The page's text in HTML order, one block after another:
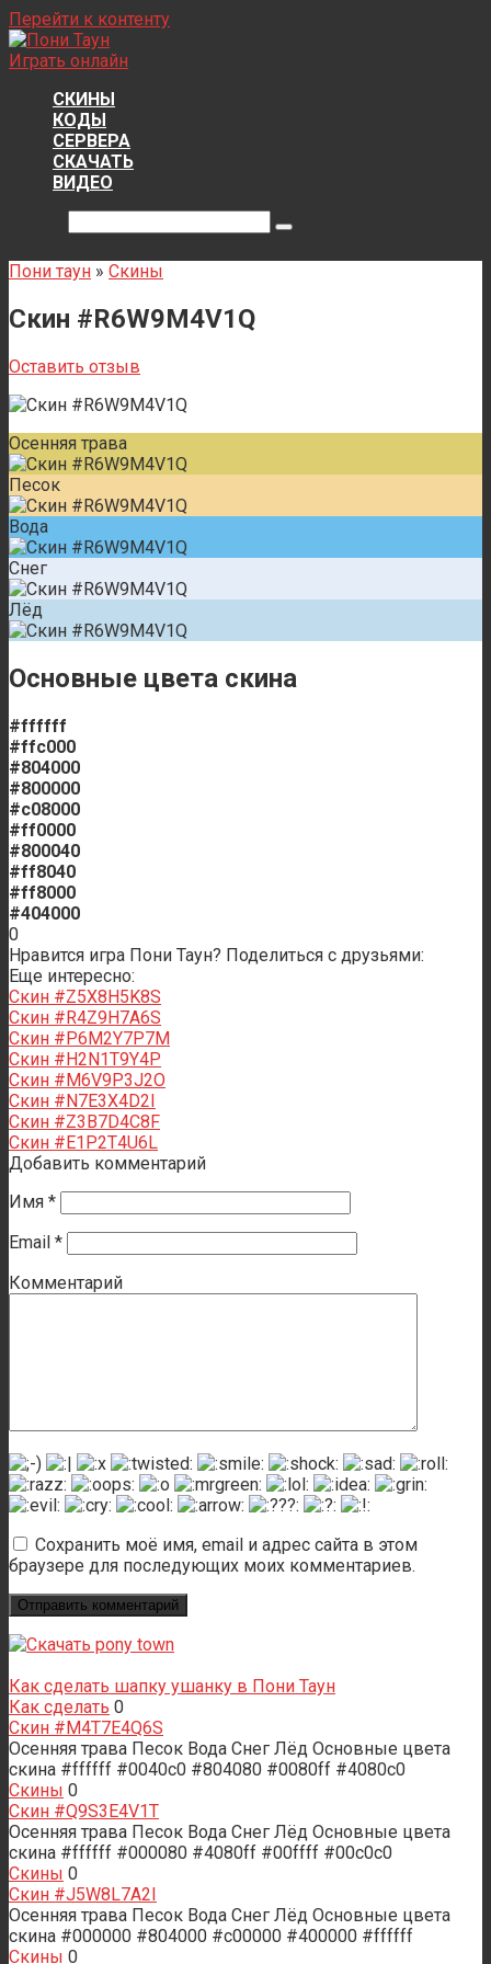
Перейти к контенту
Играть онлайн
СКИНЫ
КОДЫ
СЕРВЕРА
СКАЧАТЬ
ВИДЕО
Пони таун » Скины
Скин #R6W9M4V1Q
Оставить отзыв
Осенняя трава
Песок
Вода
Снег
Лёд
Основные цвета скина
#ffffff
#ffc000
#804000
#800000
#c08000
#ff0000
#800040
#ff8040
#ff8000
#404000
0
Нравится игра Пони Таун? Поделиться с друзьями:
Еще интересно:
Скин #Z5X8H5K8S
Скин #R4Z9H7A6S
Скин #P6M2Y7P7M
Скин #H2N1T9Y4P
Скин #M6V9P3J2O
Скин #N7E3X4D2I
Скин #Z3B7D4C8F
Скин #E1P2T4U6L
Добавить комментарий
Имя *
Email *
Комментарий
Сохранить моё имя, email и адрес сайта в этом
браузере для последующих моих комментариев.
Как сделать шапку ушанку в Пони Таун
Как сделать 0
Скин #M4T7E4Q6S
Осенняя трава Песок Вода Снег Лёд Основные цвета
скина #ffffff #0040c0 #804080 #0080ff #4080c0
Скины 0
Скин #Q9S3E4V1T
Осенняя трава Песок Вода Снег Лёд Основные цвета
скина #ffffff #000080 #4080ff #00ffff #00c0c0
Скины 0
Скин #J5W8L7A2I
Осенняя трава Песок Вода Снег Лёд Основные цвета
скина #000000 #804000 #c00000 #400000 #ffffff
Скины 0